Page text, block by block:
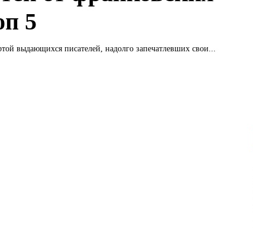
5
выдающихся писателей, надолго запечатлевших свои...